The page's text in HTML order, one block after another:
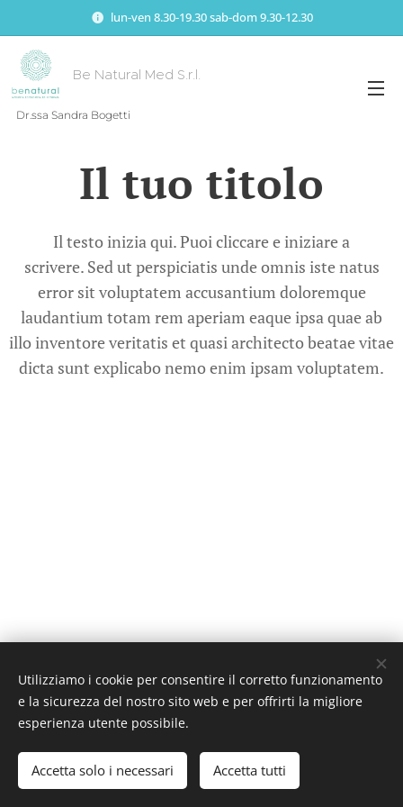
lun-ven 8.30-19.30 sab-dom 9.30-12.30
Be Natural Med S.r.l.
Dr.ssa Sandra Bogetti
Il tuo titolo
Il testo inizia qui. Puoi cliccare e iniziare a
scrivere. Sed ut perspiciatis unde omnis iste natus
error sit voluptatem accusantium doloremque
laudantium totam rem aperiam eaque ipsa quae ab
illo inventore veritatis et quasi architecto beatae vitae
dicta sunt explicabo nemo enim ipsam voluptatem.
Cookies
Utilizziamo i cookie per consentire il corretto funzionamento
e la sicurezza del nostro sito web e per offrirti la migliore
esperienza utente possibile.
Accetta solo i necessari Accetta tutti